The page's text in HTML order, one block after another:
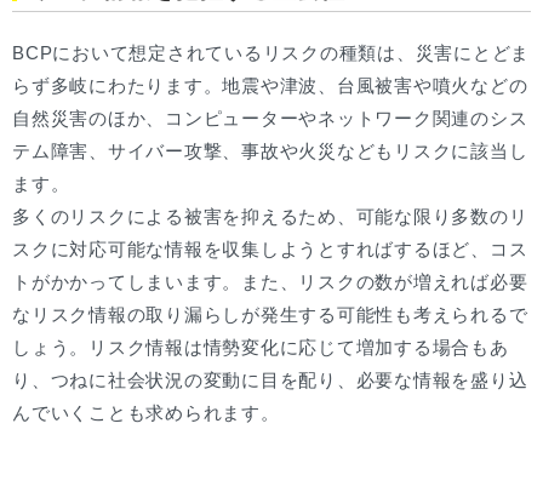
BCPにおいて想定されているリスクの種類は、災害にとどま
らず多岐にわたります。地震や津波、台風被害や噴火などの
自然災害のほか、コンピューターやネットワーク関連のシス
テム障害、サイバー攻撃、事故や火災などもリスクに該当し
ます。
多くのリスクによる被害を抑えるため、可能な限り多数のリ
スクに対応可能な情報を収集しようとすればするほど、コス
トがかかってしまいます。また、リスクの数が増えれば必要
なリスク情報の取り漏らしが発生する可能性も考えられるで
しょう。リスク情報は情勢変化に応じて増加する場合もあ
り、つねに社会状況の変動に目を配り、必要な情報を盛り込
んでいくことも求められます。